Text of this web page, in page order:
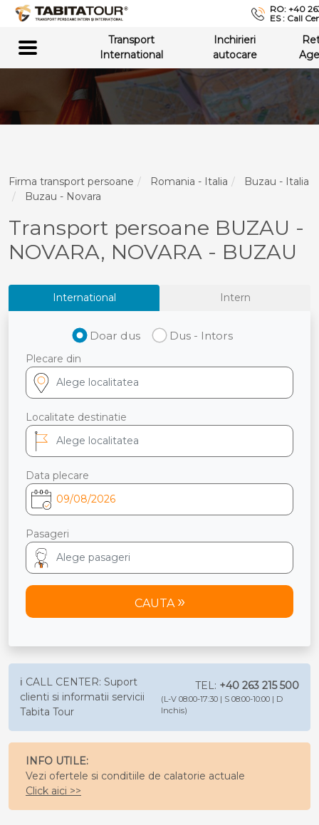
RO: +40
ES : Call
Transport
International
Inchirieri
autocare
Firma transport persoane Romania - Italia
Buzau - Italia
Buzau - Novara
Transport persoane BUZAU -
NOVARA, NOVARA - BUZAU
International Intern
Doar dus Dus - Intors
Plecare din
Localitate destinatie
Data plecare
Pasageri
CAUTA
ℹ️ CALL CENTER: Suport
clienti si informatii servicii
Tabita Tour
TEL: +40 263 215 500
(L-V 08:00-17:30 | S 08:00-10:00 | D
Inchis)
INFO UTILE:
Vezi ofertele si conditiile de calatorie actuale
Click aici >>